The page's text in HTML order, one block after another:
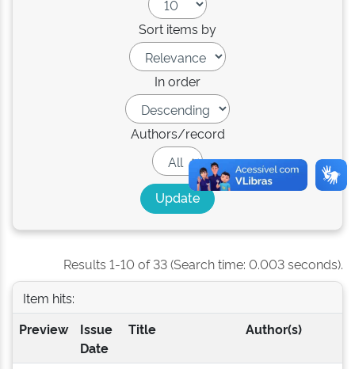
Sort items by
In order
Authors/record
Results 1-10 of 33 (Search time: 0.003 seconds).
Item hits:
Preview
Issue
Date
Title Author(s)